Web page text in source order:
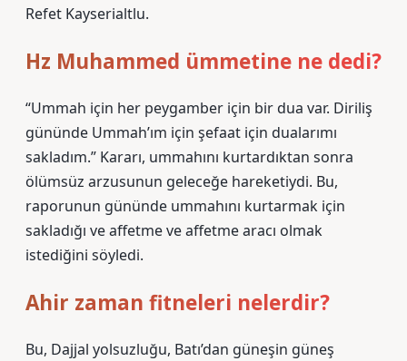
Refet Kayserialtlu.
Hz Muhammed ümmetine ne dedi?
“Ummah için her peygamber için bir dua var. Diriliş
gününde Ummah’ım için şefaat için dualarımı
sakladım.” Kararı, ummahını kurtardıktan sonra
ölümsüz arzusunun geleceğe hareketiydi. Bu,
raporunun gününde ummahını kurtarmak için
sakladığı ve affetme ve affetme aracı olmak
istediğini söyledi.
Ahir zaman fitneleri nelerdir?
Bu, Dajjal yolsuzluğu, Batı’dan güneşin güneş